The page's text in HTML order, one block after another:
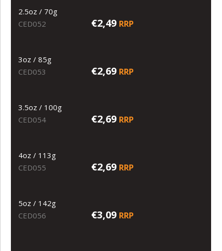
2.5oz / 70g
CED052
€2,49 RRP
3oz / 85g
CED053
€2,69 RRP
3.5oz / 100g
CED054
€2,69 RRP
4oz / 113g
CED055
€2,69 RRP
5oz / 142g
CED056
€3,09 RRP